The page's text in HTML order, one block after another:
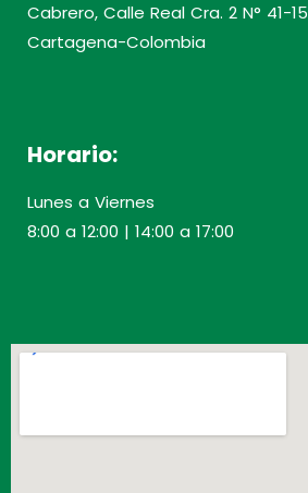
Cabrero, Calle Real Cra. 2 N° 41-15
Cartagena-Colombia
Horario:
Lunes a Viernes
8:00 a 12:00 | 14:00 a 17:00